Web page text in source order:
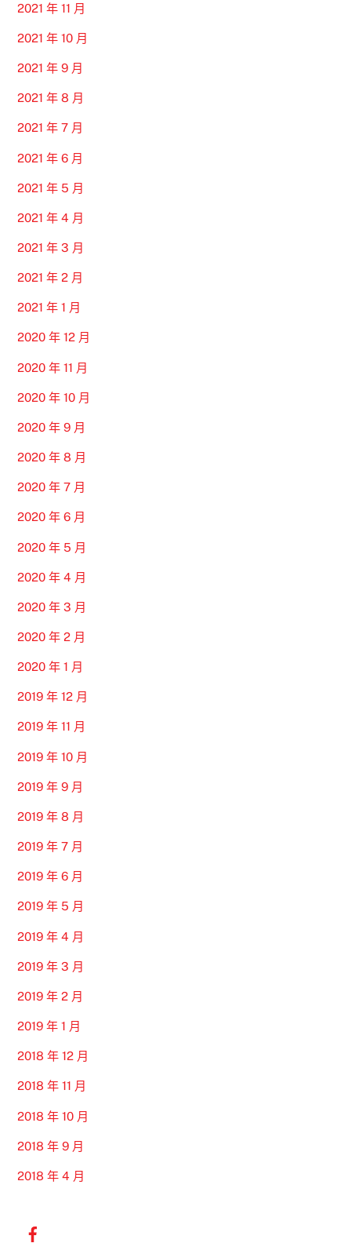
2021 年 11 月
2021 年 10 月
2021 年 9 月
2021 年 8 月
2021 年 7 月
2021 年 6 月
2021 年 5 月
2021 年 4 月
2021 年 3 月
2021 年 2 月
2021 年 1 月
2020 年 12 月
2020 年 11 月
2020 年 10 月
2020 年 9 月
2020 年 8 月
2020 年 7 月
2020 年 6 月
2020 年 5 月
2020 年 4 月
2020 年 3 月
2020 年 2 月
2020 年 1 月
2019 年 12 月
2019 年 11 月
2019 年 10 月
2019 年 9 月
2019 年 8 月
2019 年 7 月
2019 年 6 月
2019 年 5 月
2019 年 4 月
2019 年 3 月
2019 年 2 月
2019 年 1 月
2018 年 12 月
2018 年 11 月
2018 年 10 月
2018 年 9 月
2018 年 4 月